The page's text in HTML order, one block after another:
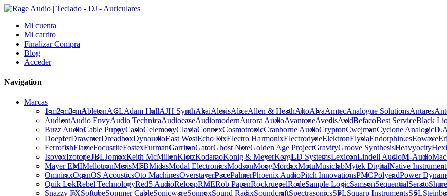
Mi cuenta
Mi carrito
Finalizar Compra
Blog
Acceder
Navigation
Marcas
1m2m3mAbletonACLAdam HallAJH SynthAkaiAlesisAliceAllen & HeathAltoAlvaAmtecAnalogue SolutionsAntares
AudientAudio EnvyAudio TechnicaAudioeaseAudiomodernAurora AudioAvantoneAvedisAvidBefacoBest ServiceBlack
Buzz AudioCable PuppyCasioCelemonyClaviaConnexCosmotronicCranborne AudioCryptonCwejmanCyclone AnalogicD
DoepferDrawmerDreadboxDynaudioEast WestEcho FixElectro HarmonixElectrodyneElektronElysiaEndorphin.esEowave
FerrofishFlameFocusriteFostexFurmanGarritanGatorGhost NoteGolden Age ProjectGravityGroove SynthesisHeavyocity
IsovoxIzotopeJBLJomoxKeith McMillenKlotzKodamoKonig & MeyerKorgLD SystemsLexiconLindell AudioM-Audio
Mayer EMIMellotronMerisMFBMidasModal ElectronicsModsonMoogMordaxMotuMusiclabMytek DigitalNative
OmniraxOqanOS AcousticsOto MachinesOverstayerPacePalmerPhoenix AudioPitch InnovationsPMCPolyendPower
Quik LokRebel TechnologyRed5 AudioReloopRMERob PapenRockruepelRodeSample LogicSamsonSequentialSeratoShure
Snazzy FXSoftubeSommer CableSonicwareSonnoxSound RadixSoundcraftSpectrasonicsSPLSquarp InstrumentsSSL